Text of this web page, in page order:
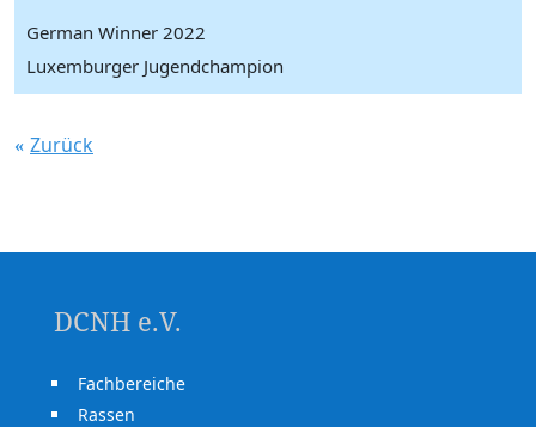
German Winner 2022
Luxemburger Jugendchampion
Zurück
DCNH e.V.
Fachbereiche
Rassen